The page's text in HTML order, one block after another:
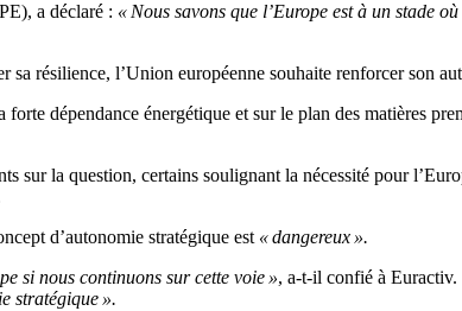
a déclaré : « Nous savons que l’Europe est à un stade
résilience, l’Union européenne souhaite renforcer son
dépendance énergétique et sur le plan des matières
sur la question, certains soulignant la nécessité pour
d’autonomie stratégique est « dangereux ».
si nous continuons sur cette voie », a-t-il confié à Euractiv.
stratégique ».